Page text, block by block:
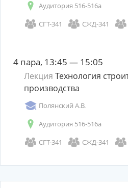
Аудитория 516-516а
СГТ-341
СЖД-341
4 пара, 13:45 — 15:05
Лекция Технология
производства
Полянский А.В.
Аудитория 516-516а
СГТ-341
СЖД-341